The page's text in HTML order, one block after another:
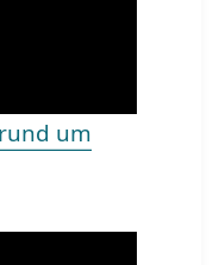
um